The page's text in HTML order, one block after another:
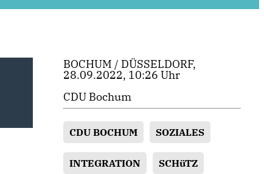
BOCHUM / DÜSSELDORF,
28.09.2022, 10:26 Uhr
CDU Bochum
CDU BOCHUM SOZIALES
INTEGRATION SCHüTZ